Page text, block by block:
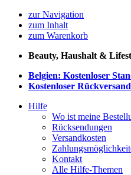
zur Navigation
zum Inhalt
zum Warenkorb
Beauty, Haushalt &
Belgien: Kostenloser
Kostenloser Rückversand
Hilfe
Wo ist meine
Rücksendungen
Versandkosten
Kontakt
Alle Hilfe-Themen